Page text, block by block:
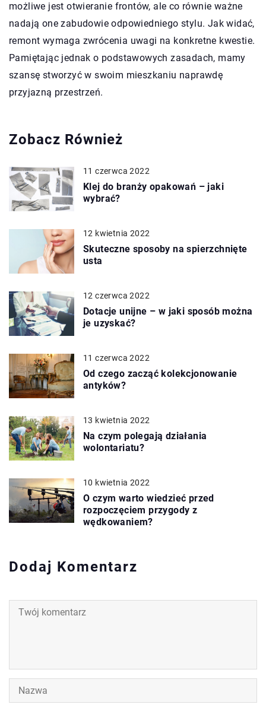
możliwe jest otwieranie frontów, ale co równie ważne
nadają one zabudowie odpowiedniego stylu. Jak widać,
remont wymaga zwrócenia uwagi na konkretne kwestie.
Pamiętając jednak o podstawowych zasadach, mamy
szansę stworzyć w swoim mieszkaniu naprawdę
przyjazną przestrzeń.
Zobacz Również
11 czerwca 2022
Klej do branży opakowań – jaki
wybrać?
12 kwietnia 2022
Skuteczne sposoby na spierzchnięte
usta
12 czerwca 2022
Dotacje unijne – w jaki sposób można
je uzyskać?
11 czerwca 2022
Od czego zacząć kolekcjonowanie
antyków?
13 kwietnia 2022
Na czym polegają działania
wolontariatu?
10 kwietnia 2022
O czym warto wiedzieć przed
rozpoczęciem przygody z
wędkowaniem?
Dodaj Komentarz